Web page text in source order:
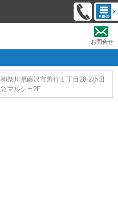
お問合せ
神奈川県藤沢市善行１丁目28-2小田
急マルシェ2F